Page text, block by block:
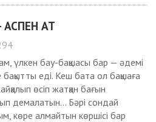
АТ
үлкен бау-бақшасы бар — әдемі
еді. Кеш бата ол бақшаға
өсіп жатқан бағын
демалатын… Бәрі сондай
көре алмайтын көршісі бар